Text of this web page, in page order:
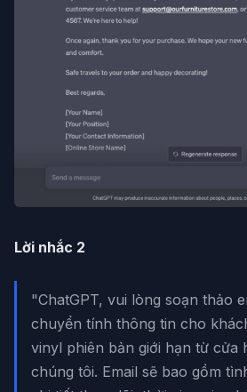
Lời nhắc 2
"ChatGPT, vui lòng soạn thảo
chuyển tính thông tin cho
vinyl phiên bản giới hạn từ cửa
chúng tôi. Email sẽ bao gồm